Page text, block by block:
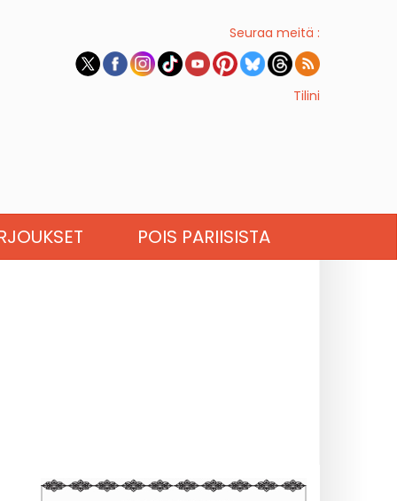
Seuraa meitä :
Tilini
POIS PARIISISTA